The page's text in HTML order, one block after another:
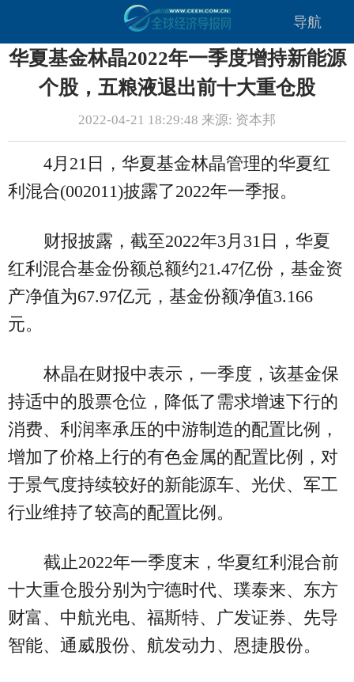
导航
华夏基金林晶2022年一季度增持新能源
个股，五粮液退出前十大重仓股
2022-04-21 18:29:48 来源: 资本邦
4月21日，华夏基金林晶管理的华夏红
利混合(002011)披露了2022年一季报。
财报披露，截至2022年3月31日，华夏
红利混合基金份额总额约21.47亿份，基金资
产净值为67.97亿元，基金份额净值3.166
元。
林晶在财报中表示，一季度，该基金保
持适中的股票仓位，降低了需求增速下行的
消费、利润率承压的中游制造的配置比例，
增加了价格上行的有色金属的配置比例，对
于景气度持续较好的新能源车、光伏、军工
行业维持了较高的配置比例。
截止2022年一季度末，华夏红利混合前
十大重仓股分别为宁德时代、璞泰来、东方
财富、中航光电、福斯特、广发证券、先导
智能、通威股份、航发动力、恩捷股份。